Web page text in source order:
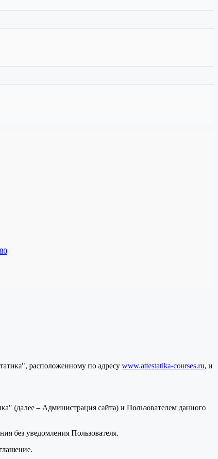
расположенному по адресу www.attestatika-courses.ru, и
(далее – Администрация сайта) и Пользователем данного
без уведомления Пользователя.